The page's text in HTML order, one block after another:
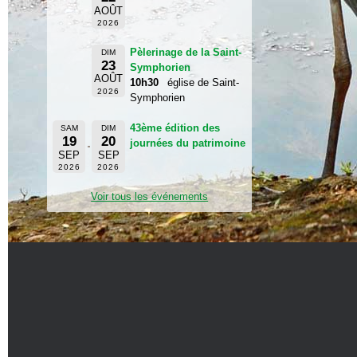
AOÛT
2026
DIM
23
AOÛT
2026
Pèlerinage de la Saint-
Symphorien
10h30
église de Saint-
Symphorien
SAM
19
SEP
2026
DIM
20
SEP
2026
43ème édition des
journées du patrimoine
Voir tous les événements